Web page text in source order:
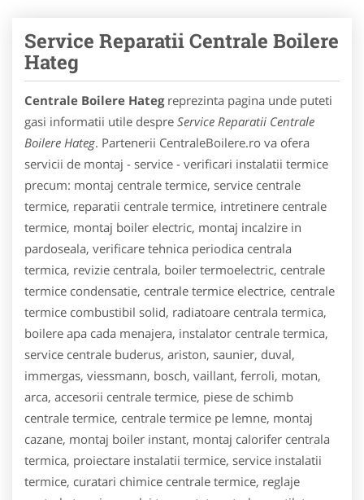
Service Reparatii Centrale Boilere
Hateg
Centrale Boilere Hategreprezinta pagina unde puteti
gasi informatii utile despre Service Reparatii Centrale
Boilere Hateg. Partenerii CentraleBoilere.ro va ofera
servicii de montaj - service - verificari instalatii termice
precum: montaj centrale termice, service centrale
termice, reparatii centrale termice, intretinere centrale
termice, montaj boiler electric, montaj incalzire in
pardoseala, verificare tehnica periodica centrala
termica, revizie centrala, boiler termoelectric, centrale
termice condensatie, centrale termice electrice, centrale
termice combustibil solid, radiatoare centrala termica,
boilere apa cada menajera, instalator centrale termica,
service centrale buderus, ariston, saunier, duval,
immergas, viessmann, bosch, vaillant, ferroli, motan,
arca, accesorii centrale termice, piese de schimb
centrale termice, centrale termice pe lemne, montaj
cazane, montaj boiler instant, montaj calorifer centrala
termica, proiectare instalatii termice, service instalatii
termice, curatari chimice centrale termice, reglaje